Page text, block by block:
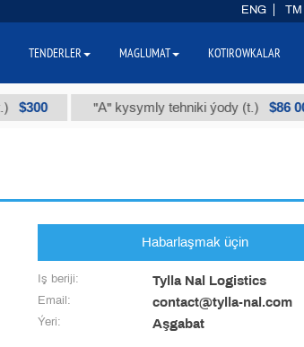
$300 "А" kysymly tehniki ýody (t.) $86 000
Habarlaşmak üçin
Iş beriji: Tylla Nal Logistics
Email: contact@tylla-nal.com
Ýeri: Aşgabat
ENG TM
TENDERLER MAGLUMAT KOTIROWKALAR